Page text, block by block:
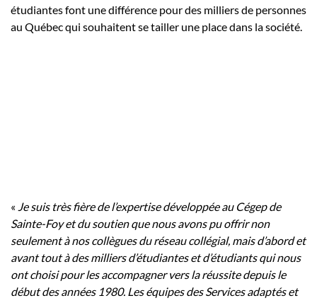
étudiantes font une différence pour des milliers de personnes
au Québec qui souhaitent se tailler une place dans la société.
« Je suis très fière de l’expertise développée au Cégep de
Sainte-Foy et du soutien que nous avons pu offrir non
seulement à nos collègues du réseau collégial, mais d’abord et
avant tout à des milliers d’étudiantes et d’étudiants qui nous
ont choisi pour les accompagner vers la réussite depuis le
début des années 1980. Les équipes des Services adaptés et